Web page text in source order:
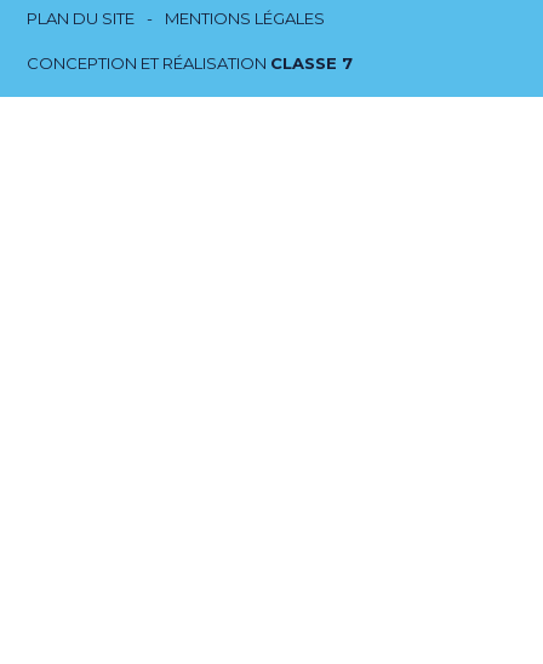
Footer
PLAN DU SITE MENTIONS LÉGALES
CONCEPTION ET RÉALISATION CLASSE 7